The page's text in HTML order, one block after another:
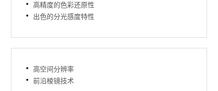
高精度的色彩还原性
出色的分光感度特性
高空间分辨率
前沿棱镜技术